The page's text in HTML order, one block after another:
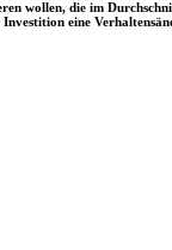
wollen, die im
eine